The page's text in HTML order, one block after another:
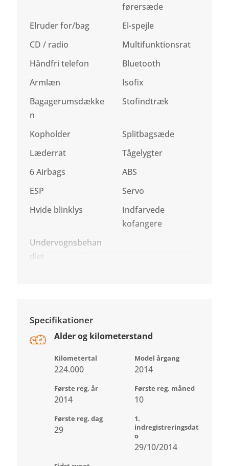
førersæde
Elruder for/bag
El-spejle
CD / radio
Multifunktionsrat
Håndfri telefon
Bluetooth
Armlæn
Isofix
Bagagerumsdække
n
Stofindtræk
Kopholder
Splitbagsæde
Læderrat
Tågelygter
6 Airbags
ABS
ESP
Servo
Hvide blinklys
Indfarvede
kofangere
Undervognsbehan
dlet
Specifikationer
Alder og kilometerstand
Kilometertal
224.000
Model årgang
2014
Første reg. år
2014
Første reg. måned
10
Første reg. dag
29
1.
indregistreringsdat
o
29/10/2014